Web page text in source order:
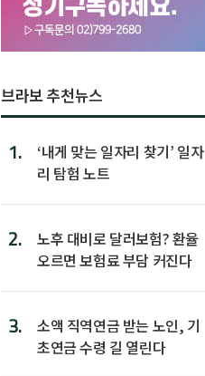
브라보 추천뉴스
1.
‘내게 맞는 일자리 찾기’ 일자
리 탐험 노트
2.
노후 대비로 달러보험? 환율
오르면 보험료 부담 커진다
3.
소액 직역연금 받는 노인, 기
초연금 수령 길 열린다